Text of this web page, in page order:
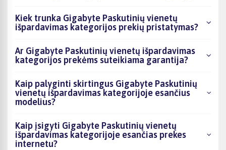
Kiek trunka Gigabyte Paskutinių vienetų
išpardavimas kategorijos prekių pristatymas?
Ar Gigabyte Paskutinių vienetų išpardavimas
kategorijos prekėms suteikiama garantija?
Kaip palyginti skirtingus Gigabyte Paskutinių
vienetų išpardavimas kategorijoje esančius
modelius?
Kaip įsigyti Gigabyte Paskutinių vienetų
išpardavimas kategorijoje esančias prekes
internetu?